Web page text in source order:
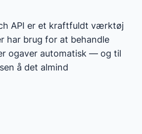
API er et kraftfuldt værktøj
har brug for at behandle
ogaver automatisk — og til
å det almind